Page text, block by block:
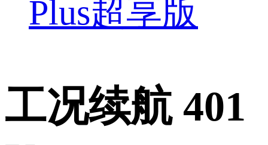
Plus超享版
工况续航 401